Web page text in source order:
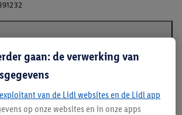
gaan: de verwerking van
exploitant van de Lidl websites en de Lidl app
op onze websites en in onze apps